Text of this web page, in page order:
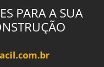
PARA A SUA